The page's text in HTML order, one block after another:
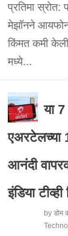
प्रतिमा
मेझॉनने
किंमत कमी
मध्ये...
या 7
एअरटेलच्या
आनंदी
इंडिया टीव्ही
by डोम